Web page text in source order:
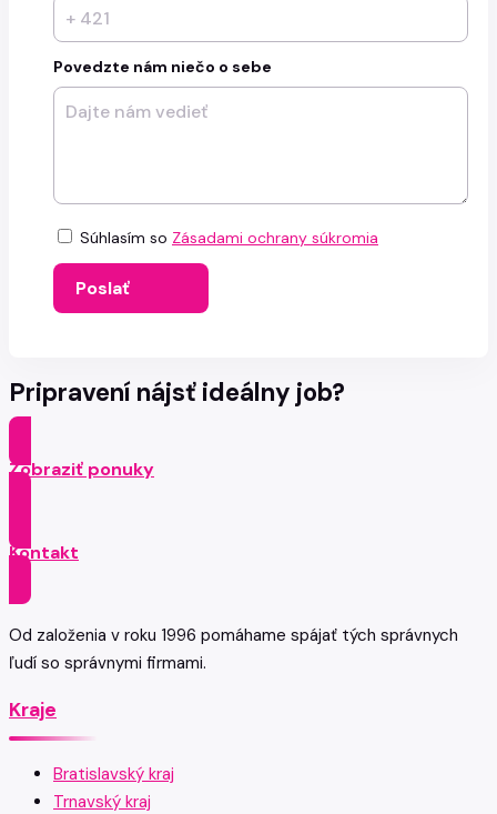
Povedzte nám niečo o sebe
Súhlasím so Zásadami ochrany súkromia
Poslať
Pripravení nájsť ideálny job?
Zobraziť ponuky
Kontakt
Od založenia v roku 1996 pomáhame spájať tých správnych
ľudí so správnymi firmami.
Kraje
Bratislavský kraj
Trnavský kraj